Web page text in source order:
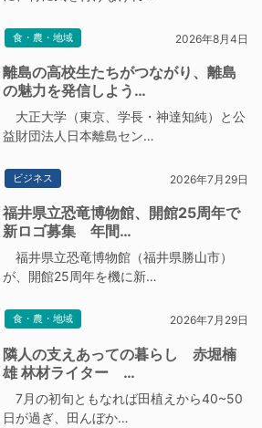
食・農・地域 2026年8月4日
離島の高校生たちがつながり、離島
の魅力を発信しよう…
大正大学（東京、学長・神達知純）と公
益財団法人日本離島セン…
ビジネス 2026年7月29日
福井県立恐竜博物館、開館25周年で
新ロゴ募集 年間…
福井県立恐竜博物館（福井県勝山市）
が、開館25周年を機に新…
食・農・地域 2026年7月29日
隣人の支えあっての暮らし 赤堀楠
雄 林材ライター …
7月の初旬ともなれば田植えから40~50
日が過ぎ、田んぼか…